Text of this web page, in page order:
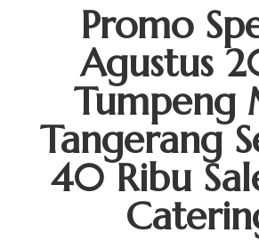
Promo
Agustus
Tumpeng
Tangerang
40 Ribu